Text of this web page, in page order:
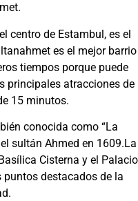
centro de Estambul, es el
es el mejor barrio
tiempos porque puede
principales atracciones de
15 minutos.
conocida como “La
sultán Ahmed en 1609.La
Cisterna y el Palacio
destacados de la